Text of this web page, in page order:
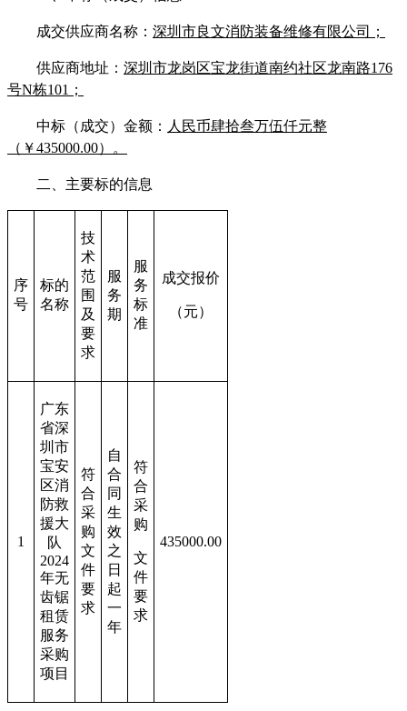
成交供应商名称： 深圳市良文消防装备维修有限公司；
供应商地址： 深圳市龙岗区宝龙街道南约社区龙南路176
号N栋101；
中标（成交）金额： 人民币肆拾叁万伍仟元整
（￥435000.00）。
二、主要标的信息
序
号
标的
名称
技
术
范
围
及
要
求
服
务
期
服
务
标
准
成交报价
（元）
1
广东
省深
圳市
宝安
区消
防救
援大
队
2024
年无
齿锯
租赁
服务
采购
项目
符
合
采
购
文
件
要
求
自
合
同
生
效
之
日
起
一
年
符
合
采
购
文
件
要
求
435000.00